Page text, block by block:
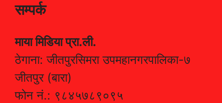
सम्पर्क
माया मिडिया प्रा.ली.
ठेगाना: जीतपुरसिमरा उपमहानगरपालिका-७
जीतपुर (बारा)
फोन नं.: ९८४५७८९०९५